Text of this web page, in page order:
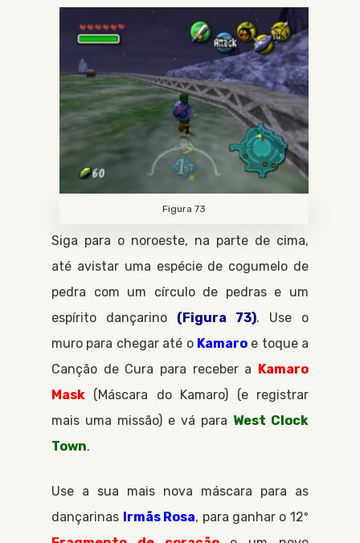
Figura 73
Siga para o noroeste, na parte de cima,
até avistar uma espécie de cogumelo de
pedra com um círculo de pedras e um
espírito dançarino (Figura 73). Use o
muro para chegar até o Kamaroe toque a
Canção de Cura para receber a Kamaro
Mask
Máscara do Kamaro
(e registrar
mais uma missão) e vá para West Clock
Town.
Use a sua mais nova máscara para as
dançarinas Irmãs Rosa, para ganhar o 12º